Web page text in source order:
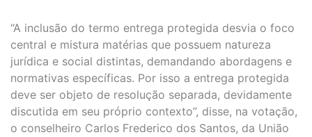
“A inclusão do termo entrega protegida desvia o foco
central e mistura matérias que possuem natureza
jurídica e social distintas, demandando abordagens e
normativas específicas. Por isso a entrega protegida
deve ser objeto de resolução separada, devidamente
discutida em seu próprio contexto”, disse, na votação,
o conselheiro Carlos Frederico dos Santos, da União